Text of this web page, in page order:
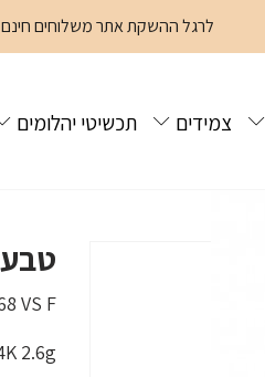
לרגל ההשקת אתר משלוחים
צמידים תכשיטי יהלומים
VS F
2.6g